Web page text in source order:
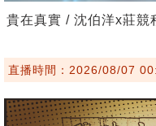
貴在真實 / 沈伯洋x莊競
直播時間：2026/08/07